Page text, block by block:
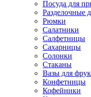
Посуда для
Разделочные
Рюмки
Салатники
Салфетницы
Сахарницы
Солонки
Стаканы
Вазы для
Конфетницы
Кофейники